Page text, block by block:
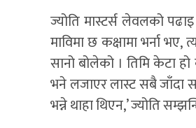
ज्योति मास्टर्स लेवलको
माविमा छ कक्षामा भर्ना
सानो बोलेको । तिमि केटा
भने लजाएर लास्ट सबै जाँदा
भन्ने थाहा थिएन,’ ज्योति